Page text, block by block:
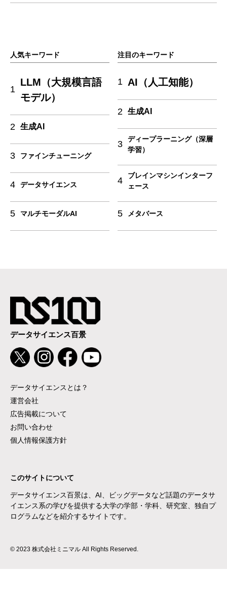
人気キーワード
1
LLM（大規模言語
モデル）
2 生成AI
3 ファインチューニング
4 データサイエンス
5 マルチモーダルAI
注目のキーワード
1 AI（人工知能）
2 生成AI
3
ディープラーニング（深層
学習）
4
ブレインマシンインターフ
ェース
5 メタバース
データサイエンス百景
データサイエンスとは？
運営会社
広告掲載について
お問い合わせ
個人情報保護方針
このサイトについて
データサイエンス百景は、AI、ビッグデータなど話題のデータサ
イエンス系の学びを提供する大学の学部・学科、研究室、独自プ
ログラムなどを紹介するサイトです。
© 2023 株式会社ミニマル All Rights Reserved.